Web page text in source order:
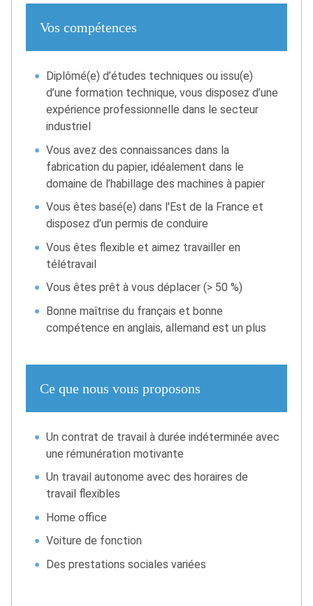
Vos compétences
Diplômé(e) d’études techniques ou issu(e)
d’une formation technique, vous disposez d’une
expérience professionnelle dans le secteur
industriel
Vous avez des connaissances dans la
fabrication du papier, idéalement dans le
domaine de l’habillage des machines à papier
Vous êtes basé(e) dans l'Est de la France et
disposez d'un permis de conduire
Vous êtes flexible et aimez travailler en
télétravail
Vous êtes prêt à vous déplacer (> 50 %)
Bonne maîtrise du français et bonne
compétence en anglais, allemand est un plus
Ce que nous vous proposons
Un contrat de travail à durée indéterminée avec
une rémunération motivante
Un travail autonome avec des horaires de
travail flexibles
Home office
Voiture de fonction
Des prestations sociales variées